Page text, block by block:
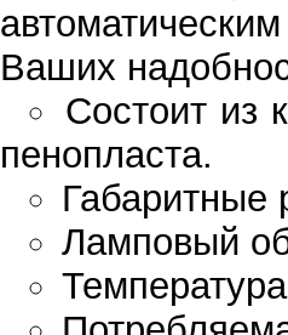
Ваших
Состоит из
пенопласта.
Габаритные
Ламповый